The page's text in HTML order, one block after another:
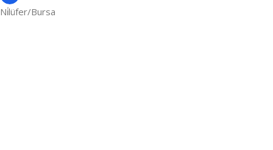
Ni̇lüfer/Bursa